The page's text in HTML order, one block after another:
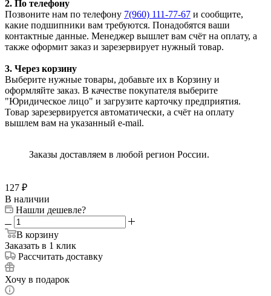
2. По телефону
Позвоните нам по телефону 7(960) 111-77-67 и сообщите,
какие подшипники вам требуются. Понадобятся ваши
контактные данные. Менеджер вышлет вам счёт на оплату, а
также оформит заказ и зарезервирует нужный товар.
3. Через корзину
Выберите нужные товары, добавьте их в Корзину и
оформляйте заказ. В качестве покупателя выберите
"Юридическое лицо" и загрузите карточку предприятия.
Товар зарезервируется автоматически, а счёт на оплату
вышлем вам на указанный e-mail.
Заказы доставляем в любой регион России.
127 ₽
В наличии
Нашли дешевле?
В корзину
Заказать в 1 клик
Рассчитать доставку
Хочу в подарок